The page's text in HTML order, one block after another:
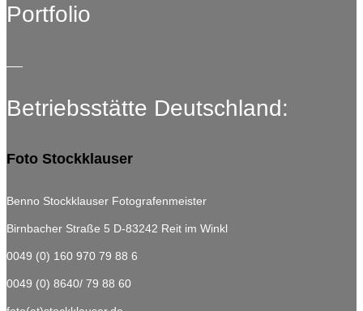
Portfolio
Betriebsstätte Deutschland:
Foto Stockklauser
Benno Stockklauser Fotografenmeister
Birnbacher Straße 5 D-83242 Reit im Winkl
0049 (0) 160 970 79 88 6
0049 (0) 8640/ 79 88 60